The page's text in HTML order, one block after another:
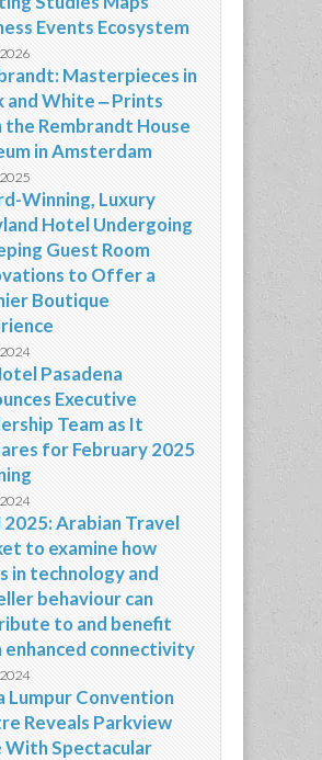
Events Ecosystem
Masterpieces in
and White ‒ Prints
Rembrandt House
in Amsterdam
Winning, Luxury
Hotel Undergoing
Guest Room
to Offer a
Boutique
Pasadena
Executive
Team as It
for February 2025
Arabian Travel
to examine how
in technology and
behaviour can
to and benefit
connectivity
Lumpur Convention
Reveals Parkview
With Spectacular